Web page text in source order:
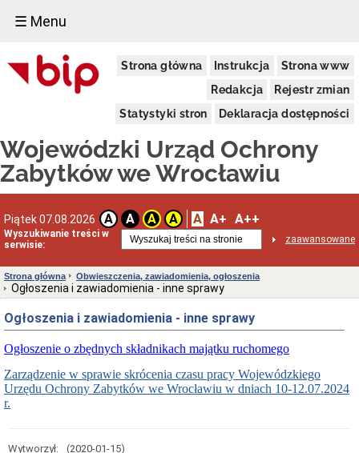
☰ Menu
Strona główna Instrukcja
Strona www
Redakcja
Rejestr zmian
Statystyki stron
Deklaracja dostępności
Wojewódzki Urząd Ochrony
Zabytków we Wrocławiu
Piątek 07.08.2026 A A A A A A+ A++
Wyszukiwanie treści w
serwisie:
zaawansowane
Dostępność
Deklaracja
dostępności
realizowanym
projekcie
dofinansowanym
Europejskich
Delegatury
adresowe
Podstawy
prawne
działalności
Osoby
i
kompetencje
Przedmiot
działania
kompetencje
finansowa
Strona główna Obwieszczenia, zawiadomienia, ogłoszenia
Ogłoszenia i zawiadomienia - inne sprawy
Ogłoszenia i zawiadomienia - inne sprawy
Ogłoszenie o zbędnych składnikach majątku ruchomego
Zarządzenie w sprawie skrócenia czasu pracy Wojewódzkiego
Urzędu Ochrony Zabytków we Wrocławiu w dniach 10-12.07.2024
r.
Wytworzył:
(2020-01-15)